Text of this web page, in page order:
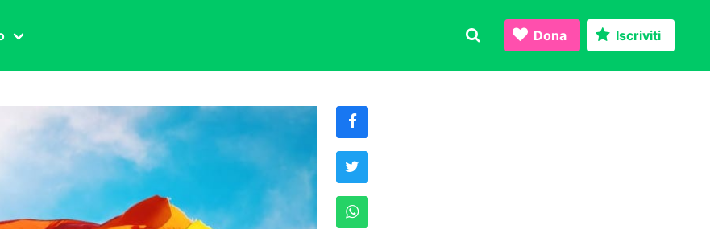
Dona Iscriviti